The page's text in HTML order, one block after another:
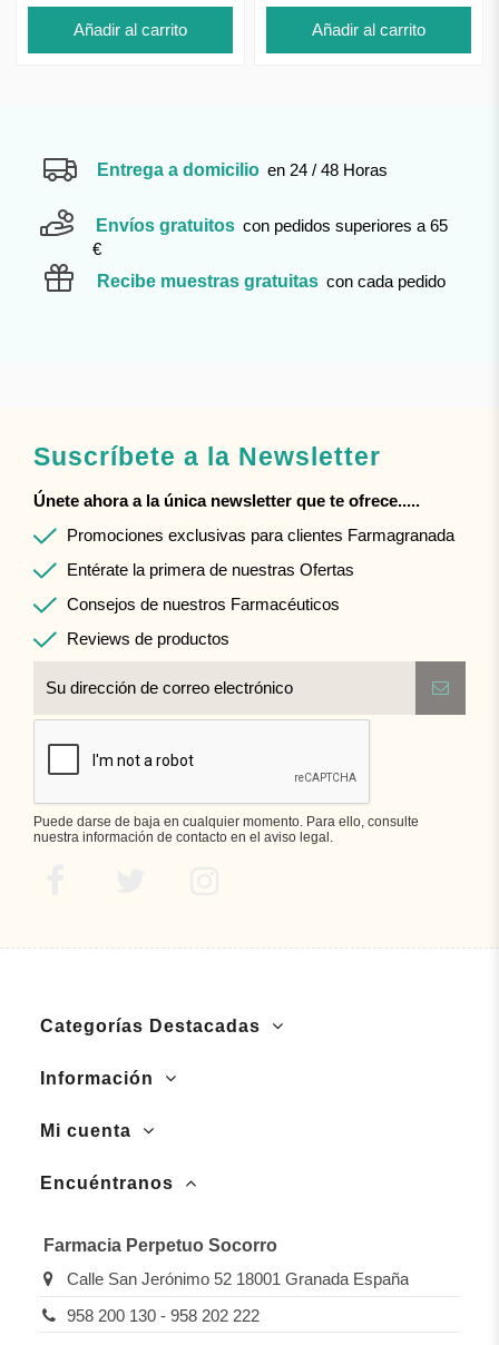
Añadir al carrito Añadir al carrito
Entrega a domicilio en 24 / 48 Horas
Envíos gratuitos con pedidos superiores a 65
€
Recibe muestras gratuitas con cada pedido
Suscríbete a la Newsletter
Únete ahora a la única newsletter que te ofrece.....
Promociones exclusivas para clientes Farmagranada
Entérate la primera de nuestras Ofertas
Consejos de nuestros Farmacéuticos
Reviews de productos
Puede darse de baja en cualquier momento. Para ello, consulte
nuestra información de contacto en el aviso legal.
Categorías Destacadas
Información
Mi cuenta
Encuéntranos
Farmacia Perpetuo Socorro
Calle San Jerónimo 52 18001 Granada España
958 200 130 - 958 202 222